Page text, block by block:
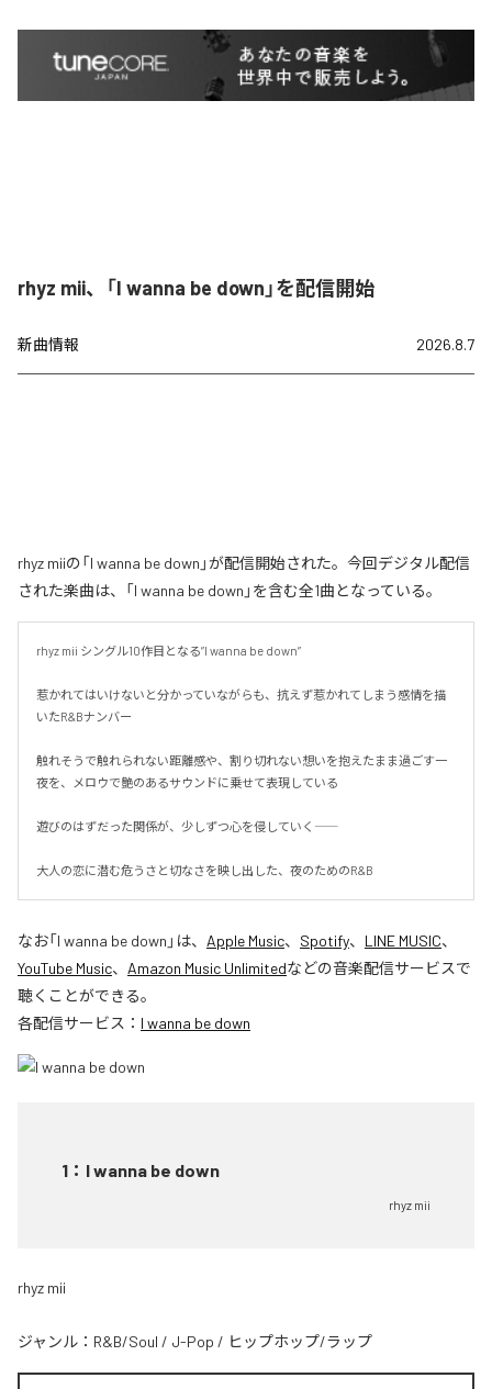
rhyz mii、「I wanna be down」を配信開始
新曲情報 2026.8.7
rhyz miiの「I wanna be down」が配信開始された。今回デジタル配信
された楽曲は、「I wanna be down」を含む全1曲となっている。
rhyz mii シングル10作目となる”I wanna be down”
惹かれてはいけないと分かっていながらも、抗えず惹かれてしまう感情を描
いたR&Bナンバー
触れそうで触れられない距離感や、割り切れない想いを抱えたまま過ごす一
夜を、メロウで艶のあるサウンドに乗せて表現している
遊びのはずだった関係が、少しずつ心を侵していく――
大人の恋に潜む危うさと切なさを映し出した、夜のためのR&B
なお「I wanna be down 」は、 Apple Music、 Spotify、 LINE MUSIC、
YouTube Music、 Amazon Music Unlimitedなどの音楽配信サービスで
聴くことができる。
各配信サービス： I wanna be down
1 ： I wanna be down
rhyz mii
rhyz mii
ジャンル： R&B/Soul / J-Pop / ヒップホップ/ラップ